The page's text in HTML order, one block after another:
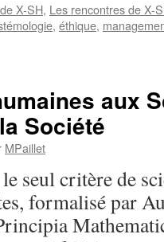
X-SH, Les rencontres de X-
, éthique,
aux
Société
MPaillet
seul critère de
formalisé par